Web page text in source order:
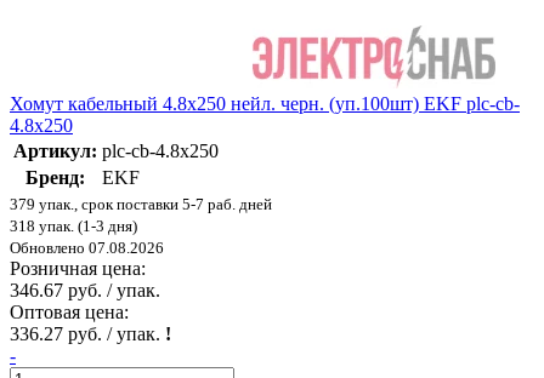
Хомут кабельный 4.8х250 нейл. черн. (уп.100шт) EKF plc-cb-
4.8x250
Артикул: plc-cb-4.8x250
Бренд:
EKF
379 упак., срок поставки 5-7 раб. дней
318 упак. (1-3 дня)
Обновлено 07.08.2026
Розничная цена:
346.67 руб. / упак.
Оптовая цена:
336.27 руб. / упак. !
-